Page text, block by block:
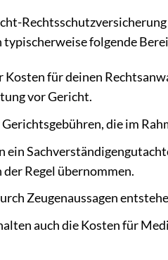
folgende
Kosten für deinen
vor Gericht.
die im
ein
Regel übernommen.
Zeugenaussagen
auch die Kosten für